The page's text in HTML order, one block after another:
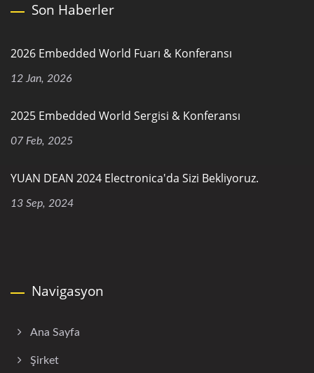
Son Haberler
2026 Embedded World Fuarı & Konferansı
12 Jan, 2026
2025 Embedded World Sergisi & Konferansı
07 Feb, 2025
YUAN DEAN 2024 Electronica'da Sizi Bekliyoruz.
13 Sep, 2024
Navigasyon
Ana Sayfa
Şirket